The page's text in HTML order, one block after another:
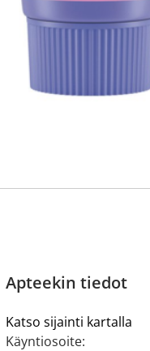
olevaa reseptiä,
varten sinun pitää
jonka jälkeen voit
Apteekin tiedot
Katso sijainti kartalla
Käyntiosoite: